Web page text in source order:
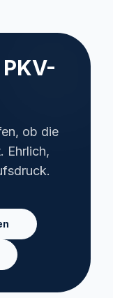
ob die
Ehrlich,